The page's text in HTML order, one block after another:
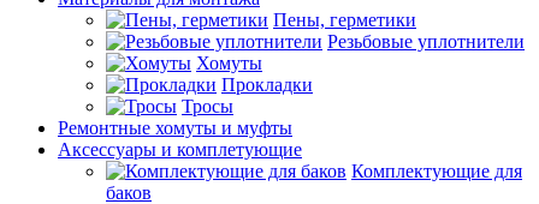
Пены, герметики
Резьбовые уплотнители
Хомуты
Прокладки
Тросы
Ремонтные хомуты и муфты
Аксессуары и комплетующие
Комплектующие для
баков